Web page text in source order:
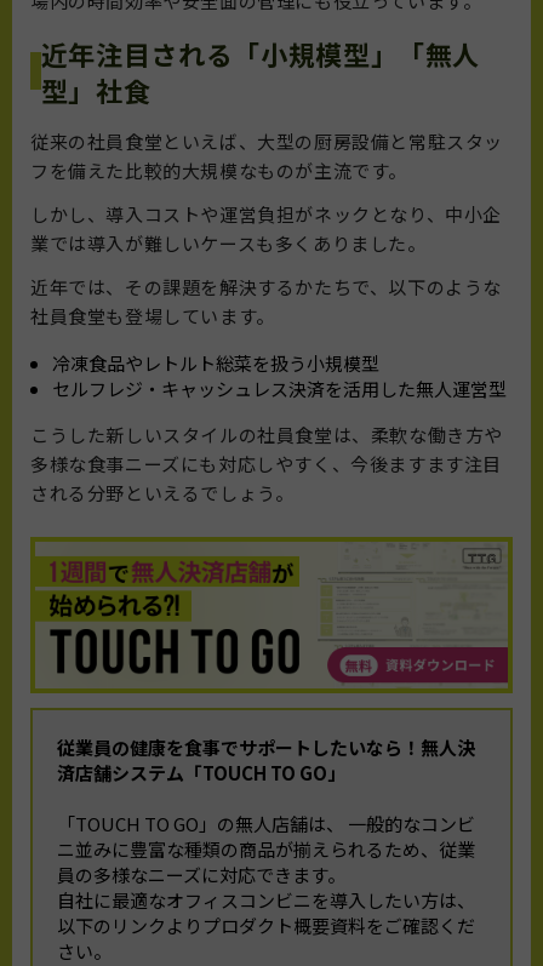
近年注目される「小規模型」「無人
型」社食
従来の社員食堂といえば、大型の厨房設備と常駐スタッ
フを備えた比較的大規模なものが主流です。
しかし、導入コストや運営負担がネックとなり、中小企
業では導入が難しいケースも多くありました。
近年では、その課題を解決するかたちで、以下のような
社員食堂も登場しています。
冷凍食品やレトルト総菜を扱う小規模型
セルフレジ・キャッシュレス決済を活用した無人運営型
こうした新しいスタイルの社員食堂は、柔軟な働き方や
多様な食事ニーズにも対応しやすく、今後ますます注目
される分野といえるでしょう。
従業員の健康を食事でサポートしたいなら！ 無人決
済店舗システム「TOUCH TO GO」
「TOUCH TO GO」の無人店舗は、 一般的なコンビ
ニ並みに豊富な種類の商品が揃えられるため、従業
員の多様なニーズに対応できます。
自社に最適なオフィスコンビニを導入したい方は、
以下のリンクよりプロダクト概要資料をご確認くだ
さい。